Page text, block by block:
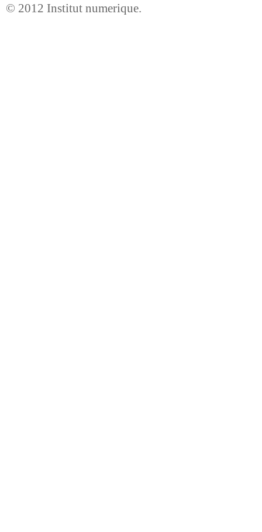
© 2012 Institut numerique.